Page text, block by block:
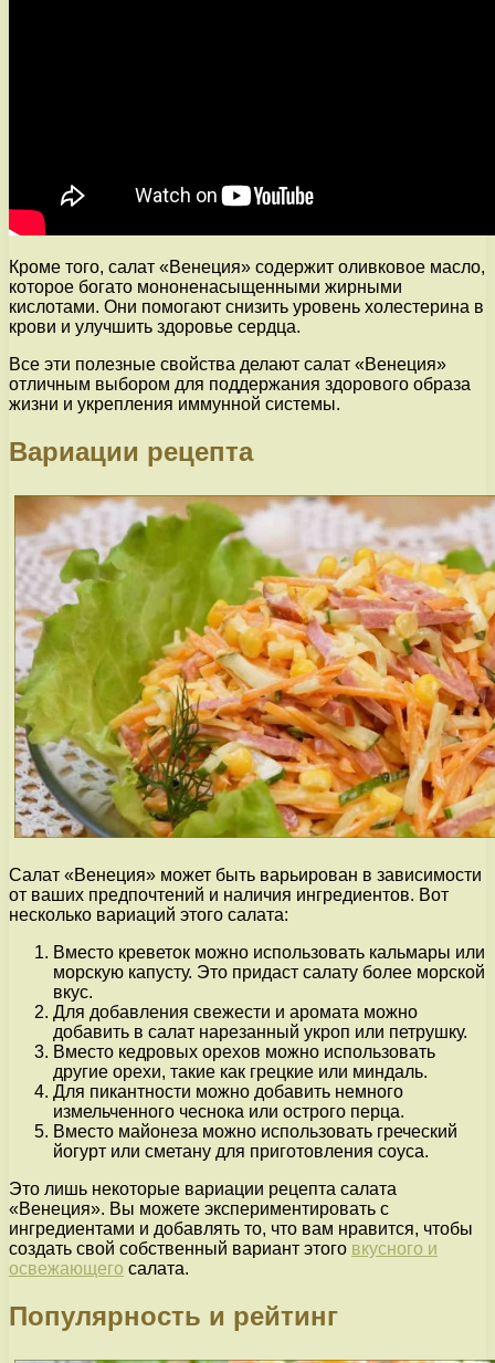
Кроме того, салат «Венеция» содержит оливковое масло,
которое богато мононенасыщенными жирными
кислотами. Они помогают снизить уровень холестерина в
крови и улучшить здоровье сердца.
Все эти полезные свойства делают салат «Венеция»
отличным выбором для поддержания здорового образа
жизни и укрепления иммунной системы.
Вариации рецепта
Салат «Венеция» может быть варьирован в зависимости
от ваших предпочтений и наличия ингредиентов. Вот
несколько вариаций этого салата:
Вместо креветок можно использовать кальмары или
морскую капусту. Это придаст салату более морской
вкус.
Для добавления свежести и аромата можно
добавить в салат нарезанный укроп или петрушку.
Вместо кедровых орехов можно использовать
другие орехи, такие как грецкие или миндаль.
Для пикантности можно добавить немного
измельченного чеснока или острого перца.
Вместо майонеза можно использовать греческий
йогурт или сметану для приготовления соуса.
Это лишь некоторые вариации рецепта салата
«Венеция». Вы можете экспериментировать с
ингредиентами и добавлять то, что вам нравится, чтобы
создать свой собственный вариант этого вкусного и
освежающего салата.
Популярность и рейтинг